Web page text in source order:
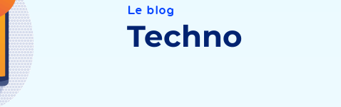
Le blog
Techno